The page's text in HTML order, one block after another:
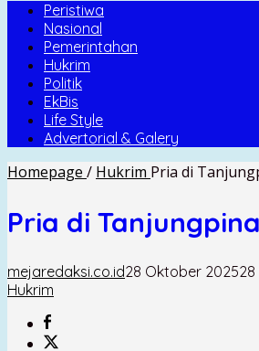
Peristiwa
Nasional
Pemerintahan
Hukrim
Politik
EkBis
Life Style
Advertorial & Galery
Homepage / Hukrim Pria di
Pria di
mejaredaksi.co.id28 Oktober 2025
Hukrim